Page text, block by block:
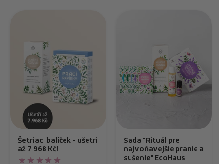
Šetriaci balíček - ušetri
až 7 968 Kč!
Sada "Rituál pre
najvoňavejšie pranie a
sušenie" EcoHaus